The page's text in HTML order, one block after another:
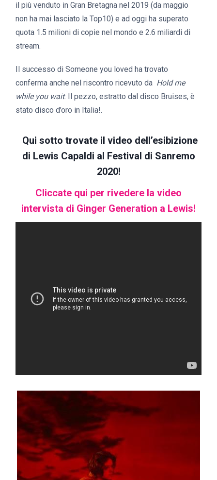
il più venduto in Gran Bretagna nel 2019 (da maggio
non ha mai lasciato la Top10) e ad oggi ha superato
quota 1.5 milioni di copie nel mondo e 2.6 miliardi di
stream.
Il successo di Someone you loved ha trovato
conferma anche nel riscontro ricevuto da Hold me
while you wait. Il pezzo, estratto dal disco Bruises, è
stato disco d’oro in Italia!.
Qui sotto trovate il video dell’esibizione
di Lewis Capaldi al Festival di Sanremo
2020!
Cliccate qui per rivedere la video
intervista di Ginger Generation a Lewis!